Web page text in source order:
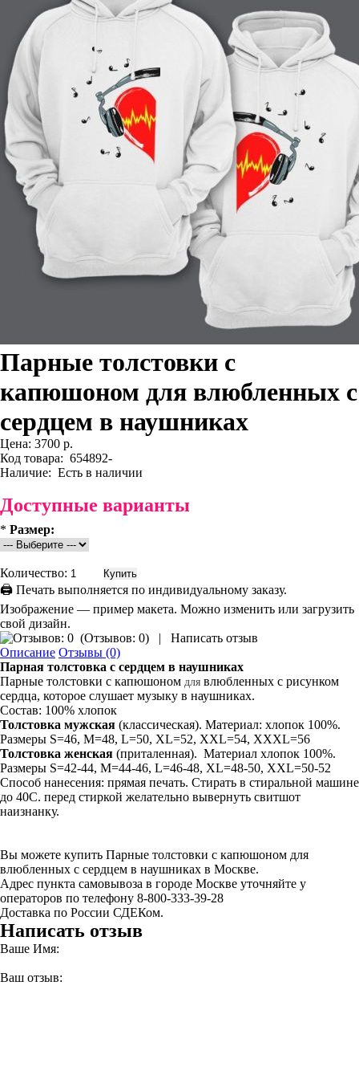
Парные толстовки с
капюшоном для влюбленных с
сердцем в наушниках
Цена: 3700 р.
Код товара: 654892-
Наличие: Есть в наличии
Доступные варианты
* Размер:
Количество:
🖨 Печать выполняется по индивидуальному заказу.
Изображение — пример макета. Можно изменить или загрузить
свой дизайн.
(Отзывов: 0) |
Написать отзыв
Описание Отзывы (0)
Парная толстовка с сердцем в наушниках
Парные толстовки с капюшоном для влюбленных с рисунком
сердца, которое слушает музыку в наушниках.
Состав: 100% хлопок
Толстовка мужская (классическая). Материал: хлопок 100%.
Размеры S=46, M=48, L=50, XL=52, XXL=54, XXXL=56
Толстовка женская (приталенная). Материал хлопок 100%.
Размеры S=42-44, M=44-46, L=46-48, XL=48-50, XXL=50-52
Способ нанесения: прямая печать. Стирать в стиральной машине
до 40С. перед стиркой желательно вывернуть свитшот
наизнанку.
Вы можете купить Парные толстовки с капюшоном для
влюбленных с сердцем в наушниках в Москве.
Адрес пункта самовывоза в городе Москве уточняйте у
операторов по телефону 8-800-333-39-28
Доставка по России СДЕКом.
Написать отзыв
Ваше Имя:
Ваш отзыв: